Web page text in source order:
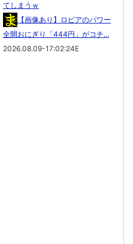
てしまうｗ
【画像あり】ロピアのパワー
全開おにぎり「444円」がコチ...
2026.08.09-17:02:24E